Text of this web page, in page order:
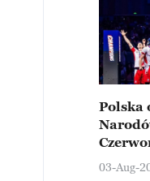
Polska
Ningbo
03-Aug-